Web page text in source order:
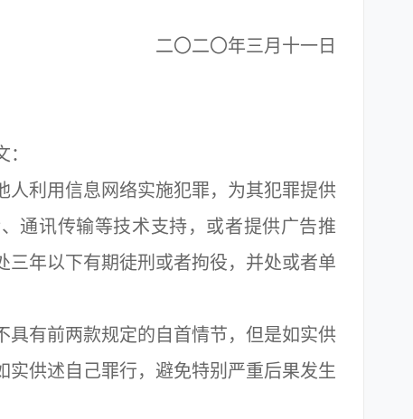
二〇二〇年三月十一日
利用信息网络实施犯罪，为其犯罪提供
通讯传输等技术支持，或者提供广告推
年以下有期徒刑或者拘役，并处或者单
有前两款规定的自首情节，但是如实供
供述自己罪行，避免特别严重后果发生